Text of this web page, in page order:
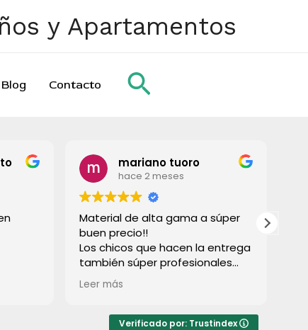
y Apartamentos
Blog Contacto Buscar
mariano tuoro
hace 2 meses
Material de alta gama a súper
buen precio!!
Los chicos que hacen la entrega
también súper profesionales
rápido e súper limpios! Lo
recomiendo a todos!
Leer más
Verificado por: Trustindex